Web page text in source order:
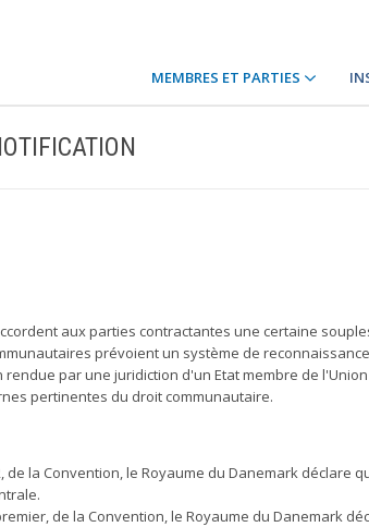
MEMBRES ET PARTIES
aux parties contractantes une certaine
prévoient un système de
par une juridiction d'un Etat membre de
pertinentes du droit communautaire.
de la Convention, le Royaume du Danemark
de la Convention, le Royaume du Danemark